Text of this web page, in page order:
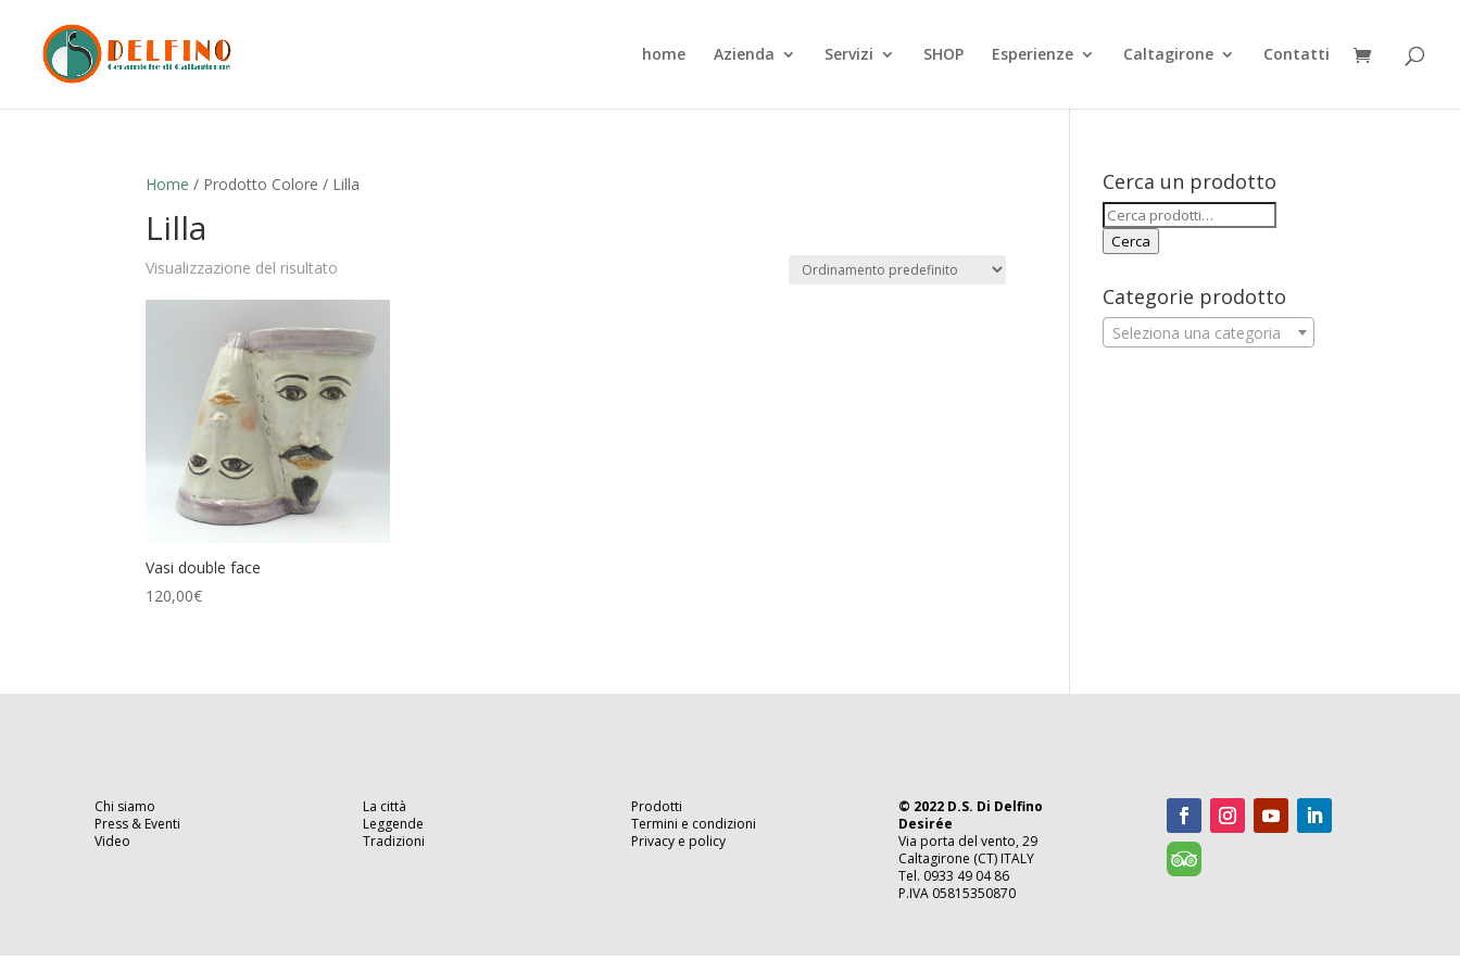
home Azienda Servizi SHOP Esperienze Caltagirone Contatti
Home / Prodotto Colore / Lilla
Lilla
Visualizzazione del risultato
Vasi double face
120,00€
Cerca un prodotto
Cerca:
Cerca
Categorie prodotto
Seleziona una categoria
Chi siamo
Press & Eventi
Video
La città
Leggende
Tradizioni
Prodotti
Termini e condizioni
Privacy e policy
© 2022 D.S. Di Delfino
Desirée
Via porta del vento, 29
Caltagirone (CT) ITALY
Tel. 0933 49 04 86
P.IVA 05815350870